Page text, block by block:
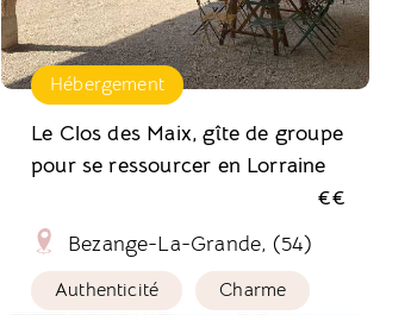
Hébergement
Le Clos des Maix, gîte de groupe
pour se ressourcer en Lorraine
€€
Bezange-La-Grande, (54)
Authenticité Charme